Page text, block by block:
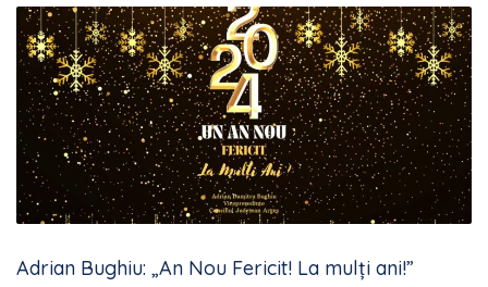
Adrian Bughiu: „An Nou Fericit! La mulți ani!”